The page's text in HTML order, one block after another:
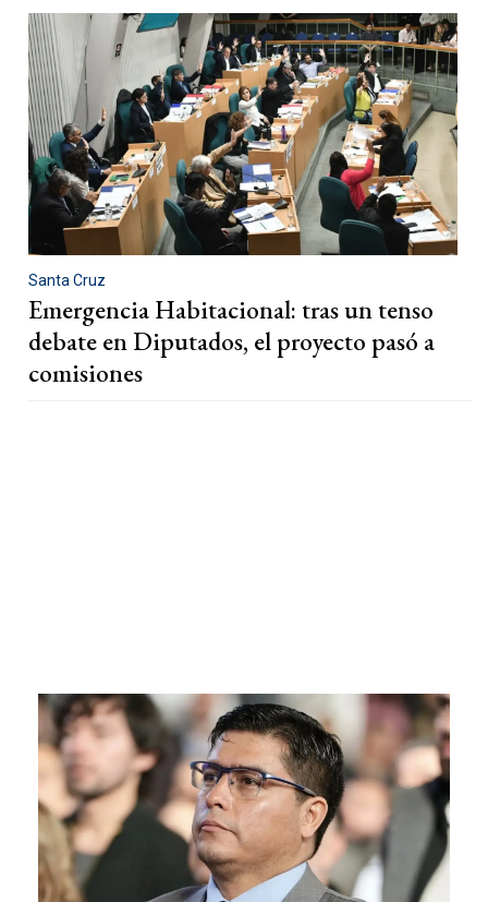
Santa Cruz
Emergencia Habitacional: tras un tenso
debate en Diputados, el proyecto pasó a
comisiones